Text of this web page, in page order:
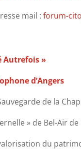
mail :forum-
Autrefois »
d’Angers
de la
» de Bel-Air
du